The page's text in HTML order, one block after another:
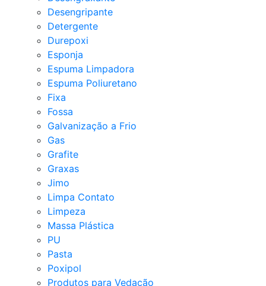
Desengripante
Detergente
Durepoxi
Esponja
Espuma Limpadora
Espuma Poliuretano
Fixa
Fossa
Galvanização a Frio
Gas
Grafite
Graxas
Jimo
Limpa Contato
Limpeza
Massa Plástica
PU
Pasta
Poxipol
Produtos para Vedação